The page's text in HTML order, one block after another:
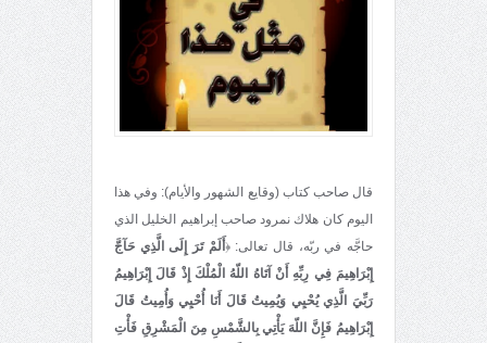
قال صاحب كتاب (وقايع الشهور والأيام): وفي هذا
اليوم كان هلاك نمرود صاحب إبراهيم الخليل الذي
حاجَّه في ربّه، قال تعالى: ﴿أَلَمْ تَرَ إِلَى الَّذِي حَآجَّ
إِبْرَاهِيمَ فِي رِبِّهِ أَنْ آتَاهُ اللّهُ الْمُلْكَ إِذْ قَالَ إِبْرَاهِيمُ
رَبِّيَ الَّذِي يُحْيِي وَيُمِيتُ قَالَ أَنَا أُحْيِي وَأُمِيتُ قَالَ
إِبْرَاهِيمُ فَإِنَّ اللّهَ يَأْتِي بِالشَّمْسِ مِنَ الْمَشْرِقِ فَأْتِ